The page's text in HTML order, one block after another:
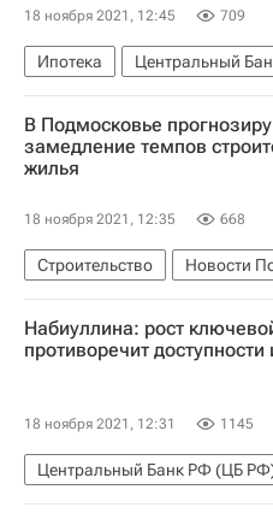
18 ноября 2021, 12:45 709
Ипотека
Центральный
Сбербанк России
Банки
Ирек Файзуллин
В Подмосковье
замедление темпов
жилья
18 ноября 2021, 12:35 668
Строительство
Новости
Московская область
Набиуллина: рост
противоречит доступности
18 ноября 2021, 12:31 1145
Центральный Банк РФ (ЦБ
Эльвира Набиуллина